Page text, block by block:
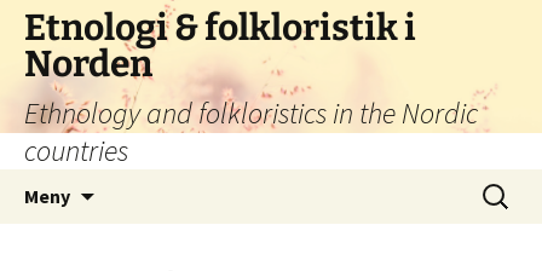
Hoppa
innehåll
Etnologi & folkloristik i
Norden
Ethnology and folkloristics in the Nordic
countries
Meny
Sök
efter: